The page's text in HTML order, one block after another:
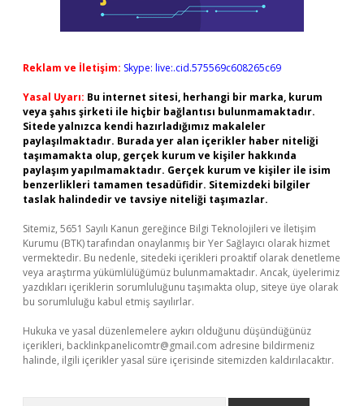
Reklam ve İletişim: Skype: live:.cid.575569c608265c69
Yasal Uyarı: Bu internet sitesi, herhangi bir marka, kurum
veya şahıs şirketi ile hiçbir bağlantısı bulunmamaktadır.
Sitede yalnızca kendi hazırladığımız makaleler
paylaşılmaktadır. Burada yer alan içerikler haber niteliği
taşımamakta olup, gerçek kurum ve kişiler hakkında
paylaşım yapılmamaktadır. Gerçek kurum ve kişiler ile isim
benzerlikleri tamamen tesadüfidir. Sitemizdeki bilgiler
taslak halindedir ve tavsiye niteliği taşımazlar.
Sitemiz, 5651 Sayılı Kanun gereğince Bilgi Teknolojileri ve İletişim
Kurumu (BTK) tarafından onaylanmış bir Yer Sağlayıcı olarak hizmet
vermektedir. Bu nedenle, sitedeki içerikleri proaktif olarak denetleme
veya araştırma yükümlülüğümüz bulunmamaktadır. Ancak, üyelerimiz
yazdıkları içeriklerin sorumluluğunu taşımakta olup, siteye üye olarak
bu sorumluluğu kabul etmiş sayılırlar.
Hukuka ve yasal düzenlemelere aykırı olduğunu düşündüğünüz
içerikleri, backlinkpanelicomtr@gmail.com adresine bildirmeniz
halinde, ilgili içerikler yasal süre içerisinde sitemizden kaldırılacaktır.